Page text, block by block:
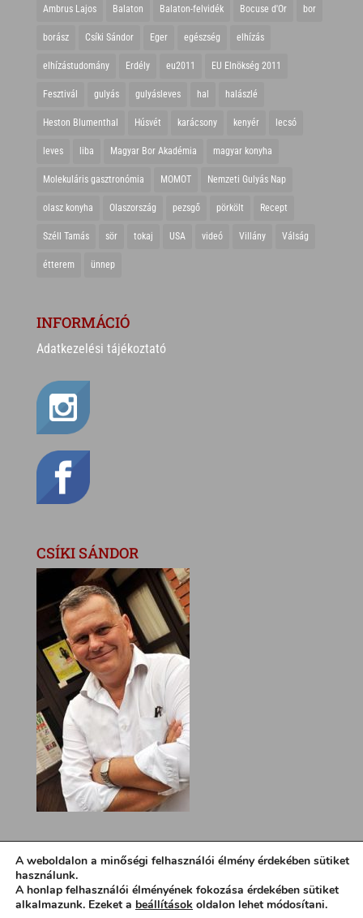
Ambrus Lajos Balaton Balaton-felvidék Bocuse d'Or bor
borász Csíki Sándor Eger egészség elhízás
elhízástudomány Erdély eu2011 EU Elnökség 2011
Fesztivál gulyás gulyásleves hal halászlé
Heston Blumenthal Húsvét karácsony kenyér lecsó
leves liba Magyar Bor Akadémia magyar konyha
Molekuláris gasztronómia MOMOT Nemzeti Gulyás Nap
olasz konyha Olaszország pezsgő pörkölt Recept
Széll Tamás sör tokaj USA videó Villány Válság
étterem ünnep
INFORMÁCIÓ
Adatkezelési tájékoztató
CSÍKI SÁNDOR
A weboldalon a minőségi felhasználói élmény érdekében sütiket
használunk.
A honlap felhasználói élményének fokozása érdekében sütiket
alkalmazunk. Ezeket a beállítások oldalon lehet módosítani.